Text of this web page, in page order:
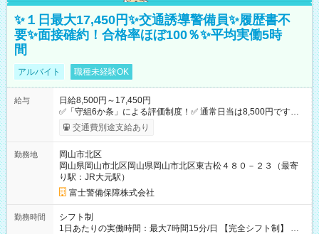
✨１日最大17,450円✨交通誘導警備員✨履歴書不
要✨面接確約！合格率ほぼ100％✨平均実働5時
間
アルバイト 職種未経験OK
給与
日給8,500円～17,450円
✅「守組6か条」による評価制度！✅ 通常日当は8,500円ですが
上記評価制度により「S級隊員」と認定されれば10,000円の日当
を支給します。 (1)上記勤務者が交通2級資格者の場合10,000円
14,375円 (3)上記現場が日祝深夜の場合 17,250円 (4)上記勤務
者が現場までの運転者の場合17,250+200円＝17,450円 -----------
------------------------------- *最高日当額 17,450円* （実働時間5
時間の場合、時給3,490円） ------------------------------------------ よ
り上位の資格取得やリーダー手当を取得すると ”さらに”加算さ
れます！ ※日当支給時振込手数料等は一切ありません。 【試用
期間】試用期間なし
交通費別途支給あり
勤務地
岡山市北区
岡山県岡山市北区岡山県岡山市北区東古松４８０－２３（最寄
り駅：JR大元駅）
富士警備保障株式会社
勤務時間
シフト制
1日あたりの実働時間：最大7時間15分/日 【完全シフト制】 例